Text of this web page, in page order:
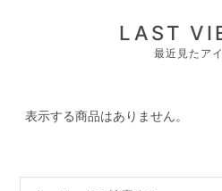
LAST
最近見たア
表示する商品はありません。